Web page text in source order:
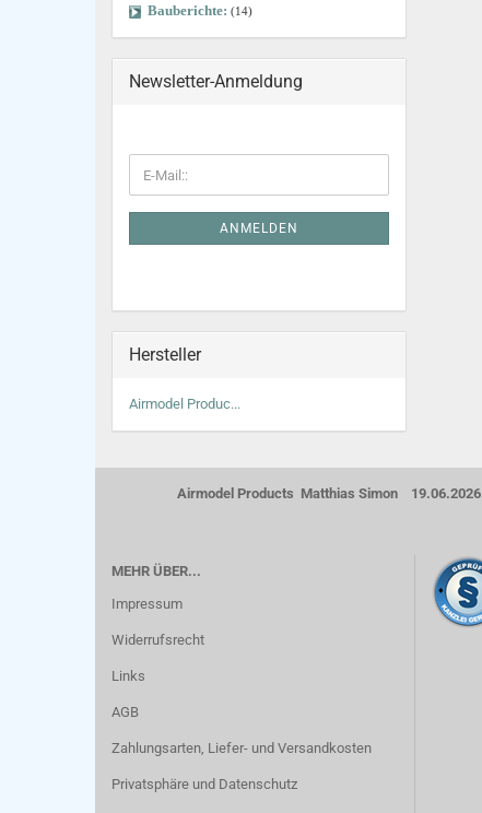
Bauberichte: (14)
Newsletter-Anmeldung
ANMELDEN
Hersteller
Airmodel Produc...
Airmodel Products Matthias Simon 19.06.2026
MEHR ÜBER...
Impressum
Widerrufsrecht
Links
AGB
Zahlungsarten, Liefer- und Versandkosten
Privatsphäre und Datenschutz